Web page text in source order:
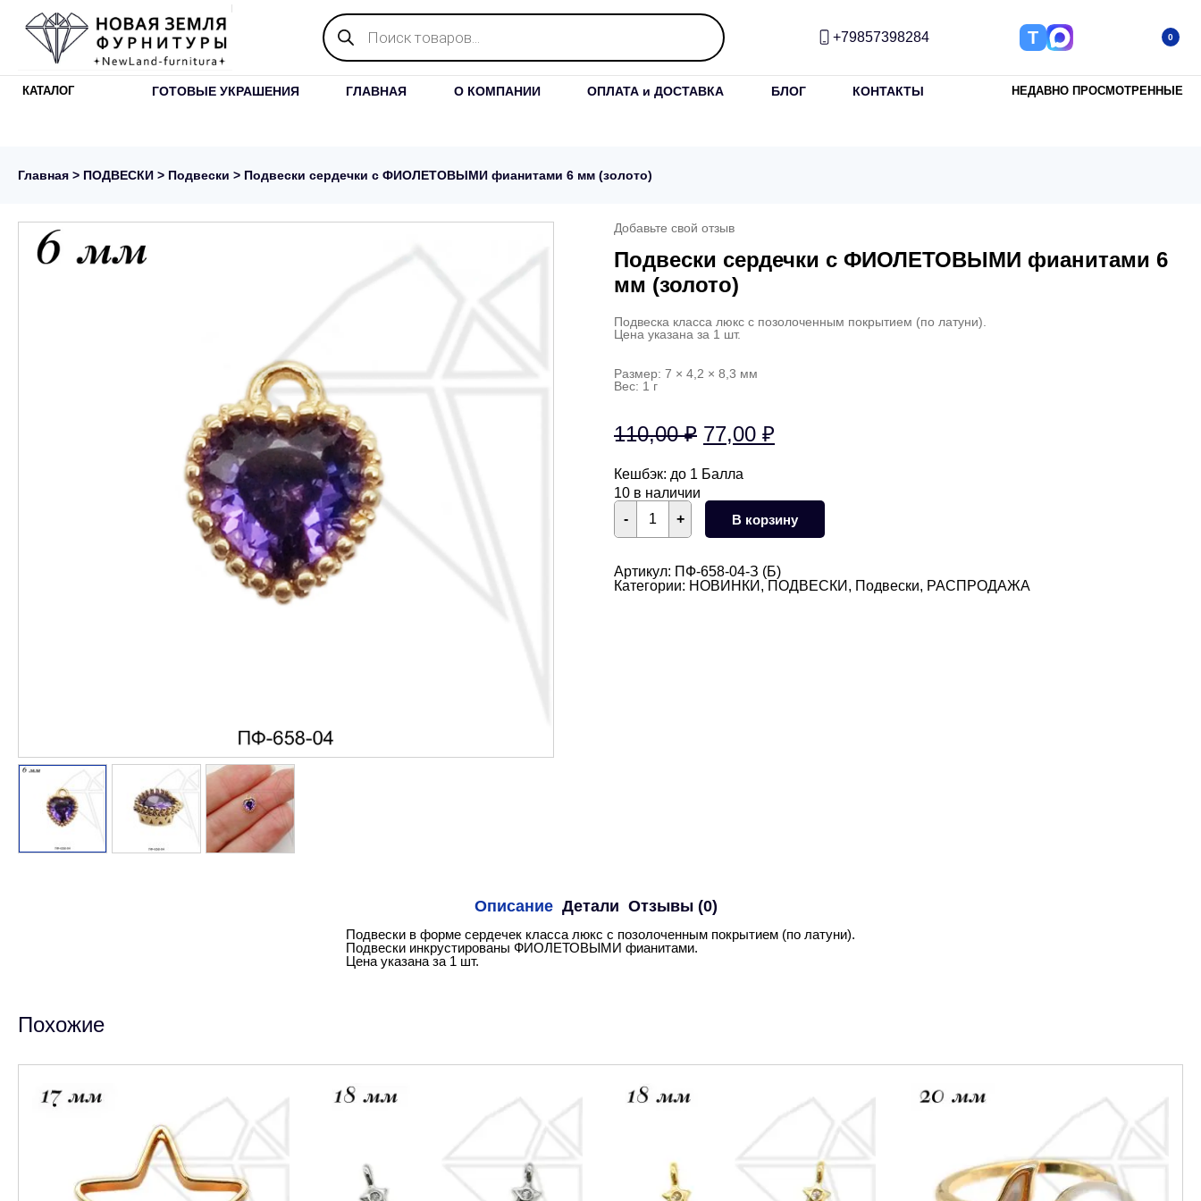
Поиск
товаров
+79857398284 Т 0
КАТАЛОГ ГОТОВЫЕ УКРАШЕНИЯ ГЛАВНАЯ О КОМПАНИИ ОПЛАТА и ДОСТАВКА БЛОГ КОНТАКТЫ НЕДАВНО ПРОСМОТРЕННЫЕ
Главная > ПОДВЕСКИ > Подвески > Подвески сердечки с ФИОЛЕТОВЫМИ фианитами 6 мм (золото)
Добавьте свой отзыв
Подвески сердечки с ФИОЛЕТОВЫМИ фианитами 6
мм (золото)
Подвеска класса люкс с позолоченным покрытием (по латуни).
Цена указана за 1 шт.
Размер: 7 × 4,2 × 8,3 мм
Вес: 1 г
110,00₽ Первоначальная
цена
110,00 ₽.
77,00 ₽
Кешбэк: до 1 Балла
10 в наличии
+
Количество
товара
Подвески
с
ФИОЛЕТОВЫМИ
фианитами
- В корзину
Артикул: ПФ-658-04-З (Б)
Категории: НОВИНКИ , ПОДВЕСКИ , Подвески, РАСПРОДАЖА
Описание Детали Отзывы (0)
Подвески в форме сердечек класса люкс с позолоченным покрытием (по латуни).
Подвески инкрустированы ФИОЛЕТОВЫМИ фианитами.
Цена указана за 1 шт.
Похожие